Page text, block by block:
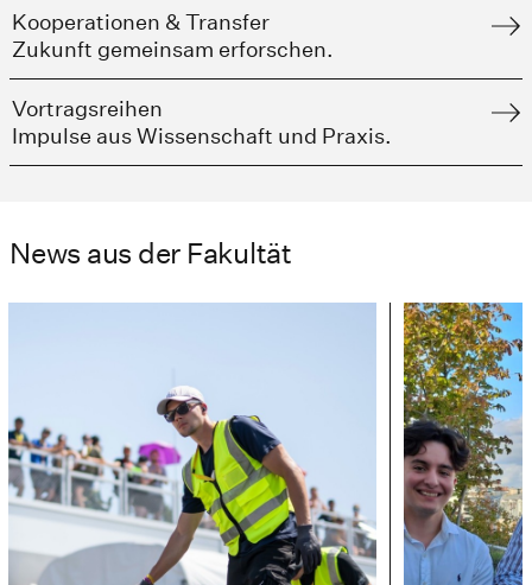
Kooperationen & Transfer
Zukunft gemeinsam erforschen.
Vortragsreihen
Impulse aus Wissenschaft und Praxis.
News aus der Fakultät